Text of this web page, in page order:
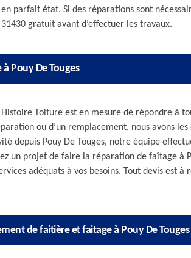
parfait état. Si des réparations sont
gratuit avant d’effectuer les travaux.
Pouy De Touges
Toiture est en mesure de répondre à
ou d’un remplacement, nous avons
depuis Pouy De Touges, notre équipe
un projet de faire la réparation de faîtage à
adéquats à vos besoins. Tout devis est
de faitière et faitage à Pouy De Touges